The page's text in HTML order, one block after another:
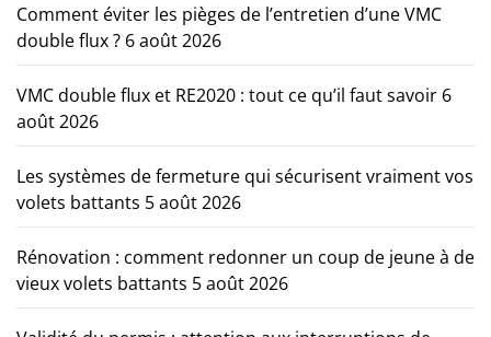
Comment éviter les pièges de l’entretien d’une VMC
double flux ? 6 août 2026
VMC double flux et RE2020 : tout ce qu’il faut savoir 6
août 2026
Les systèmes de fermeture qui sécurisent vraiment vos
volets battants 5 août 2026
Rénovation : comment redonner un coup de jeune à de
vieux volets battants 5 août 2026